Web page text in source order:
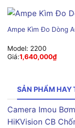
Ampe Kìm Đo Dòng
Model: 2200
Giá:1,640,000₫
SẢN PHẨM HAY
Camera Imou
HiKVision CB